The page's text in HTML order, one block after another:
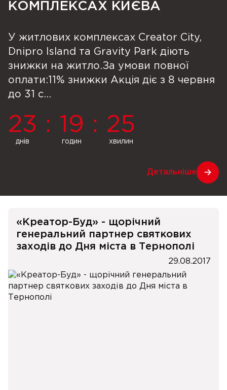
КОМПЛЕКСАХ КИЄВА
У житлових комплексах Creator City,
Dnipro Island та Gravity Park діють
знижки на житло.За умови повної
оплати:11% знижки Акція діє з 8 червня
до 31 с...
23
днів
: 19
годин
: 25
хвилин
Детальніше
«Креатор-Буд» - щорічний
генеральний партнер святкових
заходів до Дня міста в Тернополі
29.08.2017